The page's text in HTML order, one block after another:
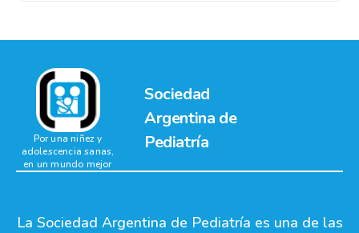
Sociedad
Argentina de
Pediatría
Por una niñez y
adolescencia sanas,
en un mundo mejor
La Sociedad Argentina de Pediatría es una de las